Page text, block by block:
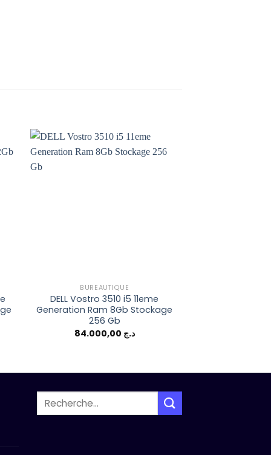
BUREAUTIQUE
DELL Vostro 3510 i5 11eme
Generation Ram 8Gb Stockage
256 Gb
د.ج
Recherche